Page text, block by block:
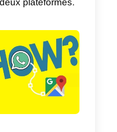
fidélisez vos clients
qu’inspirent
de partager des